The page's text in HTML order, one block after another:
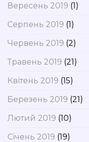
Вересень 2019 (1)
Серпень 2019 (1)
Червень 2019 (2)
Травень 2019 (21)
Квітень 2019 (15)
Березень 2019 (21)
Лютий 2019 (10)
Січень 2019 (19)